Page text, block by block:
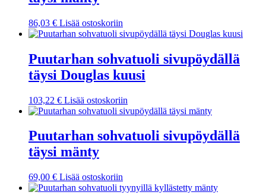
86,03 € Lisää ostoskoriin
Puutarhan sohvatuoli sivupöydällä
täysi Douglas kuusi
103,22 € Lisää ostoskoriin
Puutarhan sohvatuoli sivupöydällä
täysi mänty
69,00 € Lisää ostoskoriin